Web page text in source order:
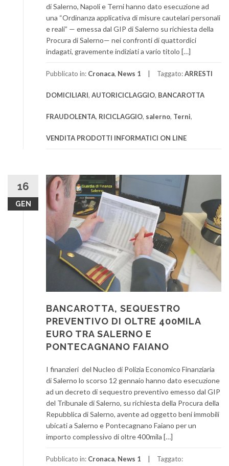
di Salerno, Napoli e Terni hanno dato esecuzione ad
una “Ordinanza applicativa di misure cautelari personali
e reali” — emessa dal GIP di Salerno su richiesta della
Procura di Salerno— nei confronti di quattordici
indagati, gravemente indiziati a vario titolo […]
Pubblicato in: Cronaca, News 1 Taggato:ARRESTI
DOMICILIARI, AUTORICICLAGGIO, BANCAROTTA
FRAUDOLENTA, RICICLAGGIO, salerno, Terni,
VENDITA PRODOTTI INFORMATICI ON LINE
16
GEN
BANCAROTTA, SEQUESTRO
PREVENTIVO DI OLTRE 400MILA
EURO TRA SALERNO E
PONTECAGNANO FAIANO
I finanzieri del Nucleo di Polizia Economico Finanziaria
di Salerno lo scorso 12 gennaio hanno dato esecuzione
ad un decreto di sequestro preventivo emesso dal GIP
del Tribunale di Salerno, su richiesta della Procura della
Repubblica di Salerno, avente ad oggetto beni immobili
ubicati a Salerno e Pontecagnano Faiano per un
importo complessivo di oltre 400mila […]
Pubblicato in: Cronaca, News 1 Taggato: